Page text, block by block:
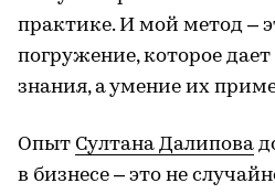
практике. И мой метод –
погружение, которое
знания, а умение их
Опыт Султана Далипова
в бизнесе – это не